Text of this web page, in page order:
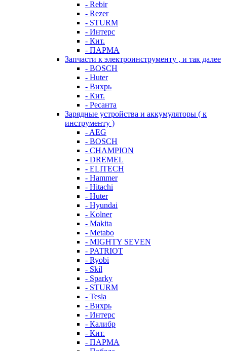
- Rebir
- Rezer
- STURM
- Интерс
- Кит.
- ПАРМА
Запчасти к электроинструменту , и так далее
- BOSCH
- Huter
- Вихрь
- Кит.
- Ресанта
Зарядные устройства и аккумуляторы ( к
инструменту )
- AEG
- BOSCH
- CHAMPION
- DREMEL
- ELITECH
- Hammer
- Hitachi
- Huter
- Hyundai
- Kolner
- Makita
- Metabo
- MIGHTY SEVEN
- PATRIOT
- Ryobi
- Skil
- Sparky
- STURM
- Tesla
- Вихрь
- Интерс
- Калибр
- Кит.
- ПАРМА